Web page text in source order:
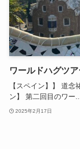
ワールドハグツ
【スペイン】】 道
ン】 第二回目のワー
2025年2月17日